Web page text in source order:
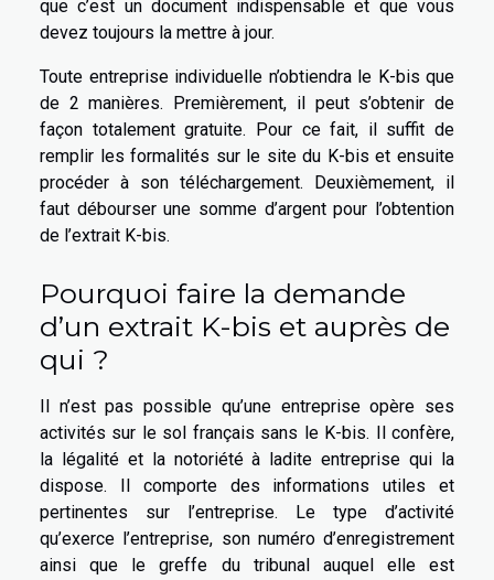
que c’est un document indispensable et que vous
devez toujours la mettre à jour.
Toute entreprise individuelle n’obtiendra le K-bis que
de 2 manières. Premièrement, il peut s’obtenir de
façon totalement gratuite. Pour ce fait, il suffit de
remplir les formalités sur le site du K-bis et ensuite
procéder à son téléchargement. Deuxièmement, il
faut débourser une somme d’argent pour l’obtention
de l’extrait K-bis.
Pourquoi faire la demande
d’un extrait K-bis et auprès de
qui ?
Il n’est pas possible qu’une entreprise opère ses
activités sur le sol français sans le K-bis. Il confère,
la légalité et la notoriété à ladite entreprise qui la
dispose. Il comporte des informations utiles et
pertinentes sur l’entreprise. Le type d’activité
qu’exerce l’entreprise, son numéro d’enregistrement
ainsi que le greffe du tribunal auquel elle est